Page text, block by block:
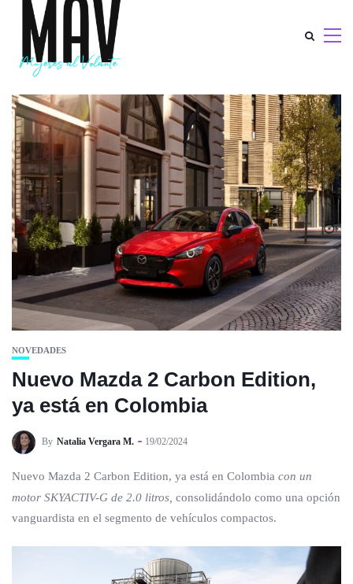
NOVEDADES
Nuevo Mazda 2 Carbon Edition,
ya está en Colombia
By Natalia Vergara M. 19/02/2024
Nuevo Mazda 2 Carbon Edition, ya está en Colombia con un
motor SKYACTIV-G de 2.0 litros, consolidándolo como una opción
vanguardista en el segmento de vehículos compactos.